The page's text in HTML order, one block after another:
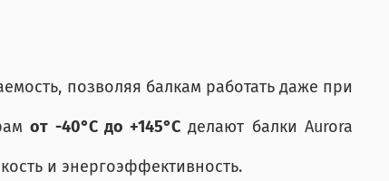
позволяя балкам работать даже при
от -40°C до +145°C делают балки Aurora
и энергоэффективность.